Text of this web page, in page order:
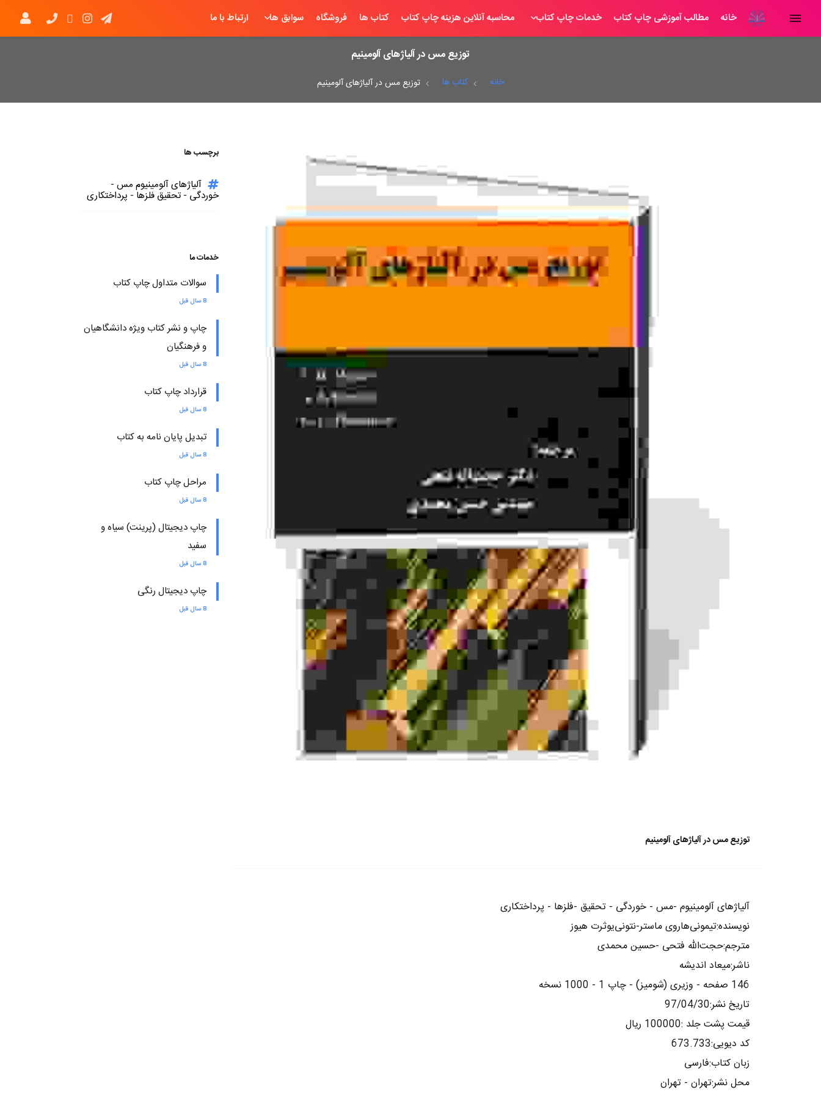
خانه مطالب آموزشی چاپ کتاب خدمات چاپ کتاب محاسبه آنلاین هزینه چاپ کتاب کتاب ها فروشگاه سوابق ها ارتباط با ما
توزیع مس در آلیاژهای آلومینیم
خانه کتاب ها توزیع مس در آلیاژهای آلومینیم
توزیع مس در آلیاژهای آلومینیم
آلیاژهای آلومینیوم -مس - خوردگی - تحقیق -فلزها - پرداختکاری
نویسنده:تیمونی‌هاروی ماستر-نتونی‌یوثرت هیوز
مترجم:حجت‌الله فتحی -حسین محمدی
ناشر:میعاد اندیشه
146 صفحه - وزیری (شومیز) - چاپ 1 - 1000 نسخه
تاریخ نشر:97/04/30
قیمت پشت جلد :100000 ریال
کد دیویی:673.733
زبان کتاب:فارسی
محل نشر:تهران - تهران
برچسب ها
آلیاژهای آلومینیوم مس -
خوردگی - تحقیق فلزها - پرداختکاری
خدمات ما
سوالات متداول چاپ کتاب
8 سال قبل
چاپ و نشر کتاب ویژه دانشگاهیان
و فرهنگیان
8 سال قبل
قرارداد چاپ کتاب
8 سال قبل
تبدیل پایان نامه به کتاب
8 سال قبل
مراحل چاپ کتاب
8 سال قبل
چاپ دیجیتال (پرینت) سیاه و
سفید
8 سال قبل
چاپ دیجیتال رنگی
8 سال قبل